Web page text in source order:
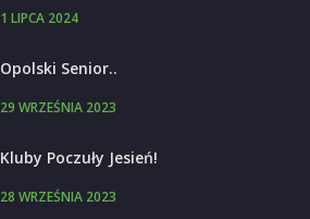
1 LIPCA 2024
Opolski Senior..
29 WRZEŚNIA 2023
Kluby Poczuły Jesień!
28 WRZEŚNIA 2023